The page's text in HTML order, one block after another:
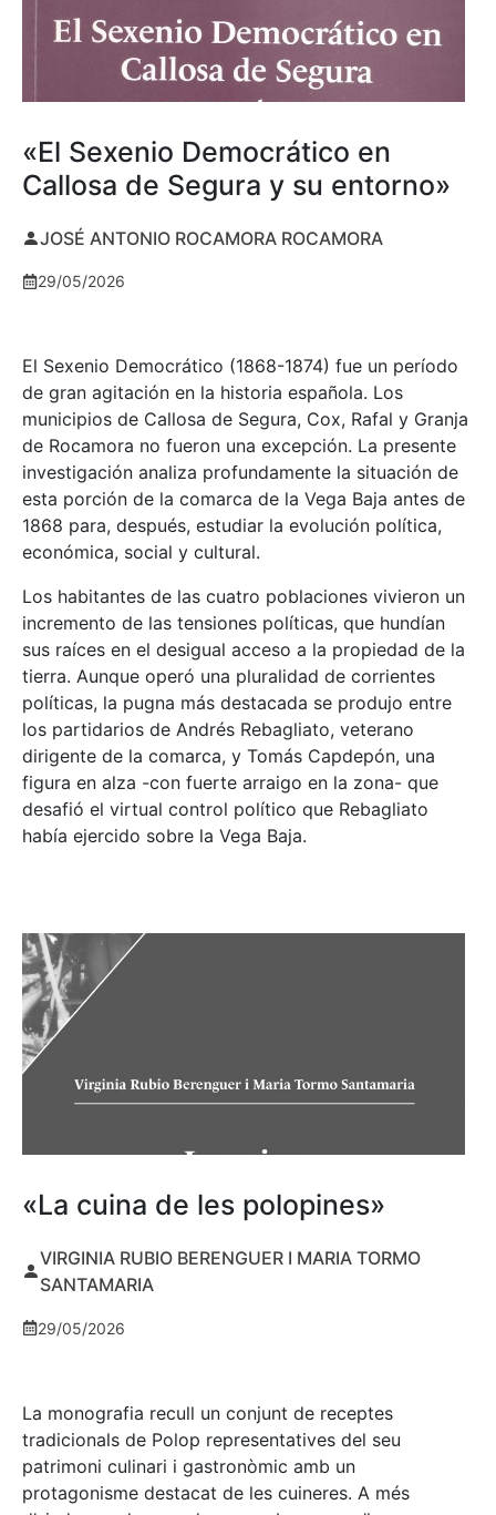
«El Sexenio Democrático en
Callosa de Segura y su entorno»
JOSÉ ANTONIO ROCAMORA ROCAMORA
29/05/2026
El Sexenio Democrático (1868-1874) fue un período
de gran agitación en la historia española. Los
municipios de Callosa de Segura, Cox, Rafal y Granja
de Rocamora no fueron una excepción. La presente
investigación analiza profundamente la situación de
esta porción de la comarca de la Vega Baja antes de
1868 para, después, estudiar la evolución política,
económica, social y cultural.
Los habitantes de las cuatro poblaciones vivieron un
incremento de las tensiones políticas, que hundían
sus raíces en el desigual acceso a la propiedad de la
tierra. Aunque operó una pluralidad de corrientes
políticas, la pugna más destacada se produjo entre
los partidarios de Andrés Rebagliato, veterano
dirigente de la comarca, y Tomás Capdepón, una
figura en alza -con fuerte arraigo en la zona- que
desafió el virtual control político que Rebagliato
había ejercido sobre la Vega Baja.
«La cuina de les polopines»
VIRGINIA RUBIO BERENGUER I MARIA TORMO
SANTAMARIA
29/05/2026
La monografia recull un conjunt de receptes
tradicionals de Polop representatives del seu
patrimoni culinari i gastronòmic amb un
protagonisme destacat de les cuineres. A més